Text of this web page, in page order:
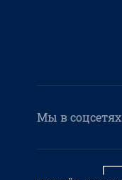
Мы в соцсетях